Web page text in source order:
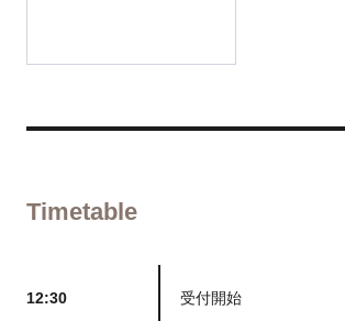
Timetable
12:30 受付開始